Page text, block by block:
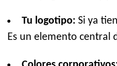
Tu logotipo: Si ya
Es un elemento central